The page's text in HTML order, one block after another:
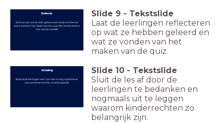
Reflectie
Denk na over wat je hebt geleerd over kinderrechten en
wat je vond van het maken van een quiz. Wat vond je leuk en
wat vond je moeilijk?
Slide 9 - Tekstslide
Laat de leerlingen reflecteren
op wat ze hebben geleerd en
wat ze vonden van het
maken van de quiz.
Afsluiting
Bedank de leerlingen voor hun inzet en leg nogmaals uit
waarom kinderrechten zo belangrijk zijn.
Slide 10 - Tekstslide
Sluit de les af door de
leerlingen te bedanken en
nogmaals uit te leggen
waarom kinderrechten zo
belangrijk zijn.